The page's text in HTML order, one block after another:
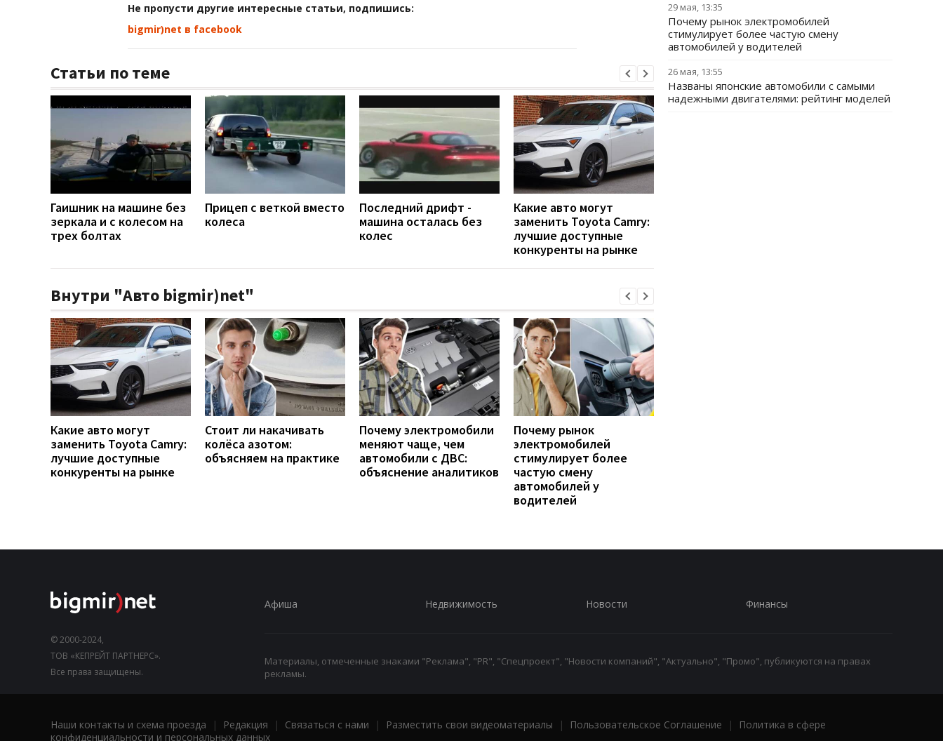
Не пропусти другие интересные статьи, подпишись:
bigmir)net в facebook
Статьи по теме
Гаишник на машине без
зеркала и с колесом на
трех болтах
Прицеп с веткой вместо
колеса
Последний дрифт -
машина осталась без
колес
Какие авто могут
заменить Toyota Camry:
лучшие доступные
конкуренты на рынке
Внутри "Авто bigmir)net"
Какие авто могут
заменить Toyota Camry:
лучшие доступные
конкуренты на рынке
Стоит ли накачивать
колёса азотом:
объясняем на практике
Почему электромобили
меняют чаще, чем
автомобили с ДВС:
объяснение аналитиков
Почему рынок
электромобилей
стимулирует более
частую смену
автомобилей у
водителей
29 мая, 13:35
Почему рынок электромобилей
стимулирует более частую смену
автомобилей у водителей
26 мая, 13:55
Названы японские автомобили с самыми
надежными двигателями: рейтинг моделей
© 2000-2024,
ТОВ «КЕПРЕЙТ ПАРТНЕРС».
Все права защищены.
Афиша Недвижимость Новости Финансы
Материалы, отмеченные знаками "Реклама", "PR", "Спецпроект", "Новости компаний", "Актуально", "Промо", публикуются на правах
рекламы.
Наши контакты и схема проезда | Редакция | Связаться с нами | Разместить свои видеоматериалы | Пользовательское Соглашение |
Политика в сфере
конфиденциальности и персональных данных